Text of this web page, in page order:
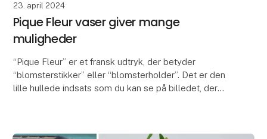
23. april 2024
Pique Fleur vaser giver mange
muligheder
“Pique Fleur” er et fransk udtryk, der betyder
“blomsterstikker” eller “blomsterholder”. Det er den
lille hullede indsats som du kan se på billedet, der